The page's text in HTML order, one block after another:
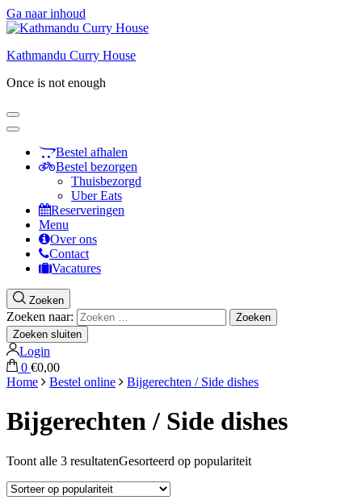
Ga naar inhoud
Kathmandu Curry House
Once is not enough
Bestel afhalen
Bestel bezorgen
Thuisbezorgd
Uber Eats
Reserveringen
Menu
Over ons
Contact
Vacatures
Zoeken
Zoeken naar:
Zoeken sluiten
Login
0 €0,00
Home
Bestel online Bijgerechten / Side dishes
Bijgerechten / Side dishes
Toont alle 3 resultatenGesorteerd op populariteit